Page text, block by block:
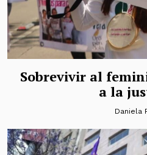
Sobrevivir al
a la
Daniela